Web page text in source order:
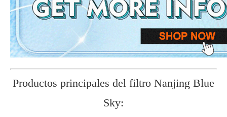
Productos principales del filtro Nanjing Blue
Sky: